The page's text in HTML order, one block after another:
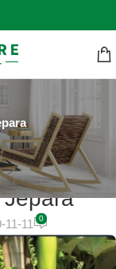
Murah di
11-11 0